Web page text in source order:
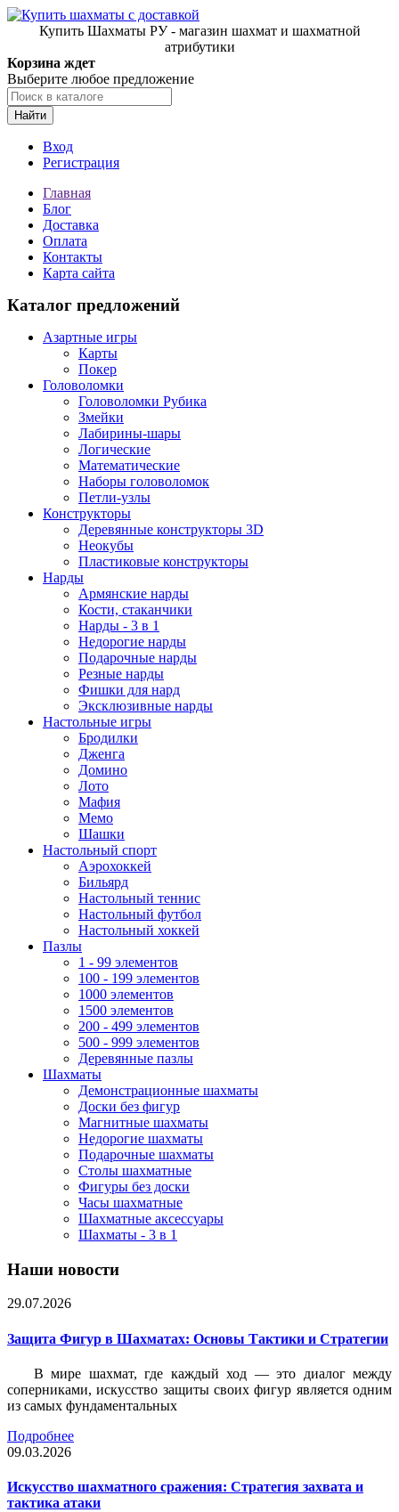
Купить Шахматы РУ - магазин шахмат и шахматной
атрибутики
Корзина ждет
Выберите любое предложение
Найти
Вход
Регистрация
Главная
Блог
Доставка
Оплата
Контакты
Карта сайта
Каталог предложений
Азартные игры
Карты
Покер
Головоломки
Головоломки Рубика
Змейки
Лабирины-шары
Логические
Математические
Наборы головоломок
Петли-узлы
Конструкторы
Деревянные конструкторы 3D
Неокубы
Пластиковые конструкторы
Нарды
Армянские нарды
Кости, стаканчики
Нарды - 3 в 1
Недорогие нарды
Подарочные нарды
Резные нарды
Фишки для нард
Эксклюзивные нарды
Настольные игры
Бродилки
Дженга
Домино
Лото
Мафия
Мемо
Шашки
Настольный спорт
Аэрохоккей
Бильярд
Настольный теннис
Настольный футбол
Настольный хоккей
Пазлы
1 - 99 элементов
100 - 199 элементов
1000 элементов
1500 элементов
200 - 499 элементов
500 - 999 элементов
Деревянные пазлы
Шахматы
Демонстрационные шахматы
Доски без фигур
Магнитные шахматы
Недорогие шахматы
Подарочные шахматы
Столы шахматные
Фигуры без доски
Часы шахматные
Шахматные аксессуары
Шахматы - 3 в 1
Наши новости
29.07.2026
Защита Фигур в Шахматах: Основы Тактики и Стратегии
В мире шахмат, где каждый ход — это диалог между
соперниками, искусство защиты своих фигур является одним
из самых фундаментальных
Подробнее
09.03.2026
Искусство шахматного сражения: Стратегия захвата и
тактика атаки